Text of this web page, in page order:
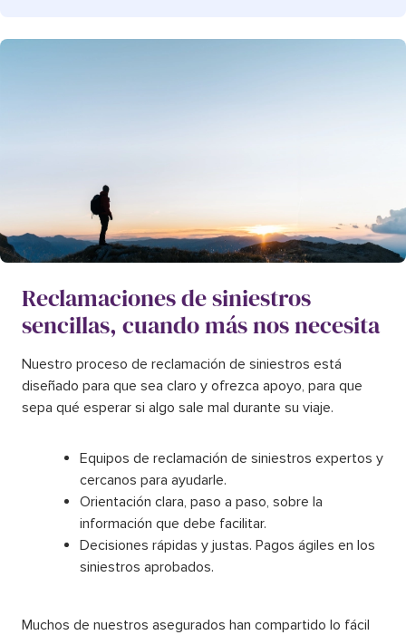
Reclamaciones de siniestros
sencillas, cuando más nos necesita
Nuestro proceso de reclamación de siniestros está
diseñado para que sea claro y ofrezca apoyo, para que
sepa qué esperar si algo sale mal durante su viaje.
Equipos de reclamación de siniestros expertos y
cercanos para ayudarle.
Orientación clara, paso a paso, sobre la
información que debe facilitar.
Decisiones rápidas y justas. Pagos ágiles en los
siniestros aprobados.
Muchos de nuestros asegurados han compartido lo fácil